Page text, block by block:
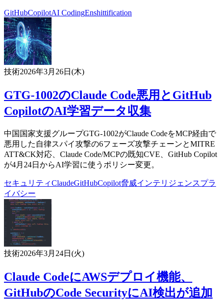
GitHubCopilotAI CodingEnshittification
技術2026年3月26日(木)
GTG-1002のClaude Code悪用とGitHub
CopilotのAI学習データ収集
中国国家支援グループGTG-1002がClaude CodeをMCP経由で
悪用した自律スパイ攻撃の6フェーズ攻撃チェーンとMITRE
ATT&CK対応、Claude Code/MCPの既知CVE、GitHub Copilot
が4月24日からAI学習に使うポリシー変更。
セキュリティClaudeGitHubCopilot脅威インテリジェンスプラ
イバシー
技術2026年3月24日(火)
Claude CodeにAWSデプロイ機能、
GitHubのCode SecurityにAI検出が追加